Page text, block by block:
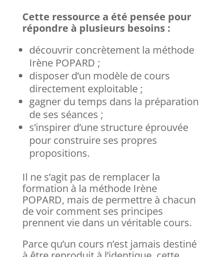
Cette ressource a été pensée pour
répondre à plusieurs besoins :
découvrir concrètement la méthode
Irène POPARD ;
disposer d’un modèle de cours
directement exploitable ;
gagner du temps dans la préparation
de ses séances ;
s’inspirer d’une structure éprouvée
pour construire ses propres
propositions.
Il ne s’agit pas de remplacer la
formation à la méthode Irène
POPARD, mais de permettre à chacun
de voir comment ses principes
prennent vie dans un véritable cours.
Parce qu’un cours n’est jamais destiné